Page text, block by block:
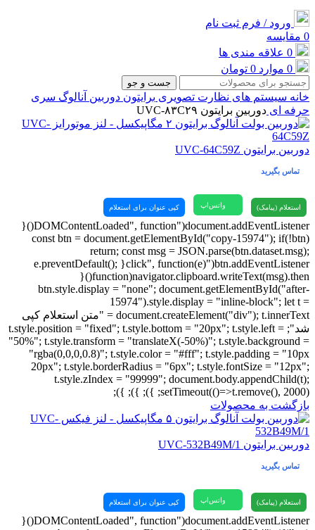
ورود / فرم ثبت نام
0 مقایسه
0 علاقه مندی ها
0 موارد 0 تومان
جست و جو
خانه سیستم های نظارت تصویری برایتون دوربین آنالوگ سری
حرفه ای دوربین برایتون UVC-۸۳C۲۹
دوربین برایتون UVC-64C59Z
تماس بگیرید
استعلام (پیامک) واتس‌اپ کپی عنوان برای استعلام
document.addEventListener("DOMContentLoaded", function(){
const btn = document.getElementById("copy-15974"); if(!btn)
return; const msg = JSON.parse(btn.dataset.msg);
btn.addEventListener("click", function(e){ e.preventDefault();
navigator.clipboard.writeText(msg).then(function(){
btn.style.display = "none"; document.getElementById("after-
15974").style.display = "inline-block"; let t =
document.createElement("div"); t.innerText = "متن استعلام کپی
شد"; t.style.position = "fixed"; t.style.bottom = "20px"; t.style.left =
"50%"; t.style.transform = "translateX(-50%)"; t.style.background =
"rgba(0,0,0,0.8)"; t.style.color = "#fff"; t.style.padding = "10px
20px"; t.style.borderRadius = "6px"; t.style.fontSize = "12px";
t.style.zIndex = "99999"; document.body.appendChild(t);
setTimeout(()=>t.remove(), 2000); }); }); });
بازگشت به محصولات
دوربین برایتون UVC-532B49M/1
تماس بگیرید
استعلام (پیامک) واتس‌اپ کپی عنوان برای استعلام
document.addEventListener("DOMContentLoaded", function(){